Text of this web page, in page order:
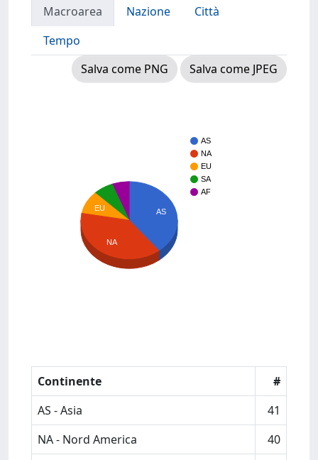
Macroarea Nazione
Città
Tempo
Salva come PNG
Salva come JPEG
AS
NA
EU
SA
AF
AS
EU
NA
Continente
#
AS - Asia
41
NA - Nord America
40